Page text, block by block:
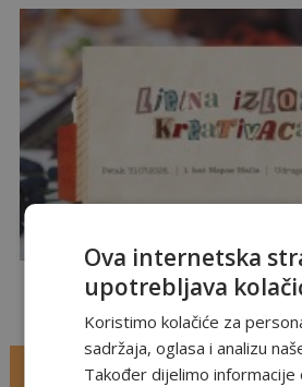
Ljetna izložba kreativaca
Zabava
Ova internetska
upotrebljava
Koristimo kolačiće za
sadržaja, oglasa i analizu
Također dijelimo informacije